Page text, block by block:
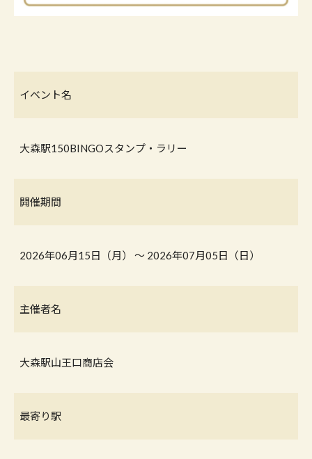
イベント名
大森駅150BINGOスタンプ・ラリー
開催期間
2026年06月15日（月） 〜 2026年07月05日（日）
主催者名
大森駅山王口商店会
最寄り駅